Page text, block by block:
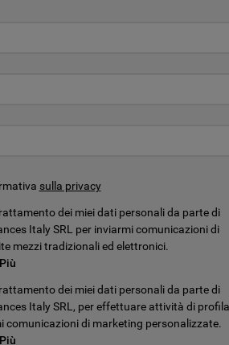
sulla privacy
dei miei dati personali da parte di
Italy SRL per inviarmi comunicazioni di
mezzi tradizionali ed elettronici.
dei miei dati personali da parte di
Italy SRL, per effettuare attività di
comunicazioni di marketing personalizzate.